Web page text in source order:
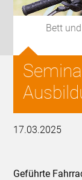
Bett
17.03.2025
Geführte